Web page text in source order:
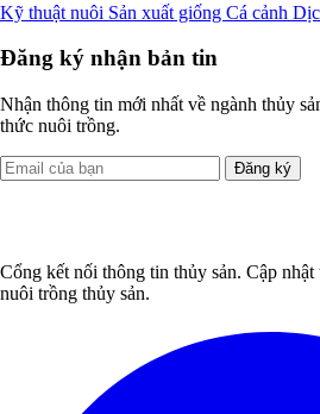
Kỹ thuật nuôi Sản xuất giống Cá cảnh
Đăng ký nhận bản tin
Nhận thông tin mới nhất về ngành thủy
thức nuôi trồng.
Đăng ký
Cổng kết nối thông tin thủy sản. Cập
nuôi trồng thủy sản.